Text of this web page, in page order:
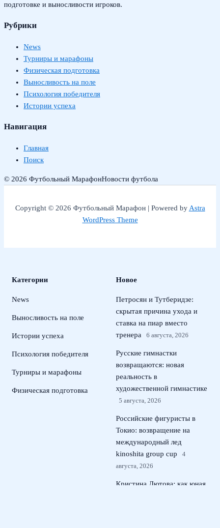
подготовке и выносливости игроков.
Рубрики
News
Турниры и марафоны
Физическая подготовка
Выносливость на поле
Психология победителя
Истории успеха
Навигация
Главная
Поиск
© 2026 Футбольный МарафонНовости футбола
Copyright © 2026 Футбольный Марафон | Powered byAstra
WordPress Theme
Категории
News
Выносливость на поле
Истории успеха
Психология победителя
Турниры и марафоны
Физическая подготовка
Новое
Петросян и Тутберидзе:
скрытая причина ухода и
ставка на пиар вместо
тренера
6 августа, 2026
Русские гимнастки
возвращаются: новая
реальность в
художественной гимнастике
5 августа, 2026
Российские фигуристы в
Токио: возвращение на
международный лед
kinoshita group cup
4
августа, 2026
Кристина Лютова: как юная